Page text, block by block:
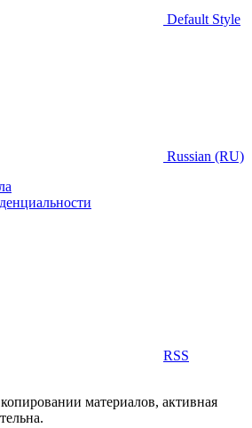
Default Style
Russian (RU)
RSS
материалов, активная